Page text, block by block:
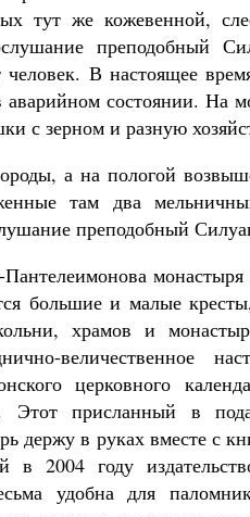
тут же кожевенной,
преподобный
человек. В настоящее
состоянии. На
с зерном и разную
а на пологой
там два
преподобный
монастыря
большие и малые
храмов и
величественное
церковного
Этот присланный в
держу в руках вместе с
2004 году
удобна для